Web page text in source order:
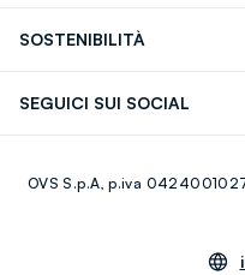
Giftcard
SOSTENIBILITÀ
SEGUICI SUI SOCIAL
Youtube
OVS S.p.A, p.iva